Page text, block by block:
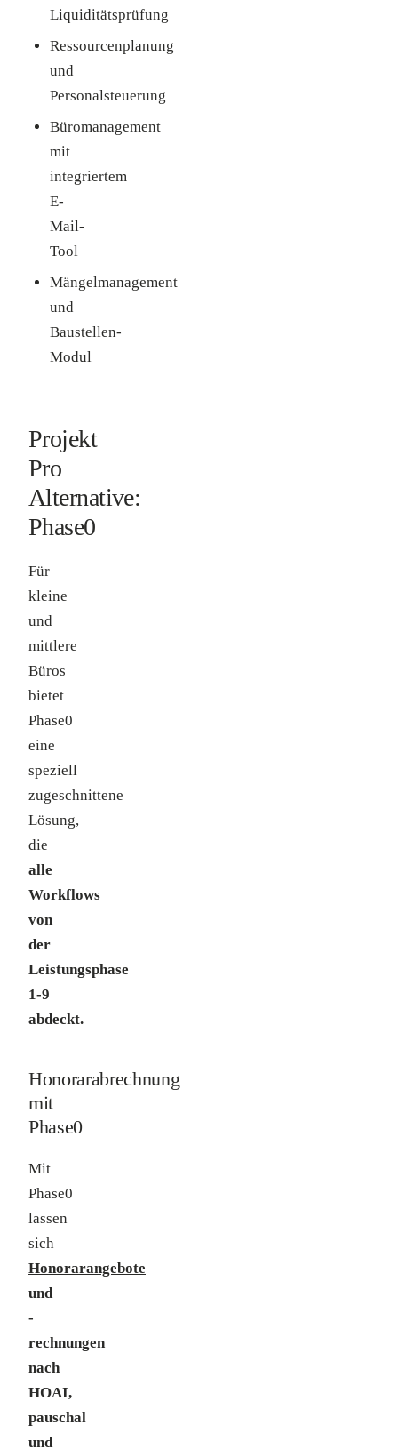
Liquiditätsprüfung
Ressourcenplanung
und
Personalsteuerung
Büromanagement
mit
integriertem
E-
Mail-
Tool
Mängelmanagement
und
Baustellen-
Modul
Projekt
Pro
Alternative:
Phase0
Für
kleine
und
mittlere
Büros
bietet
Phase0
eine
speziell
zugeschnittene
Lösung,
die
alle
Workflows
von
der
Leistungsphase
1-9
abdeckt.
Honorarabrechnung
mit
Phase0
Mit
Phase0
lassen
sich
Honorarangebote
und
-
rechnungen
nach
HOAI,
pauschal
und